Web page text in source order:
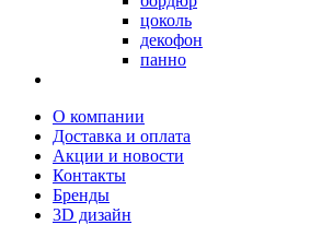
цоколь
декофон
панно
О компании
Доставка и оплата
Акции и новости
Контакты
Бренды
3D дизайн